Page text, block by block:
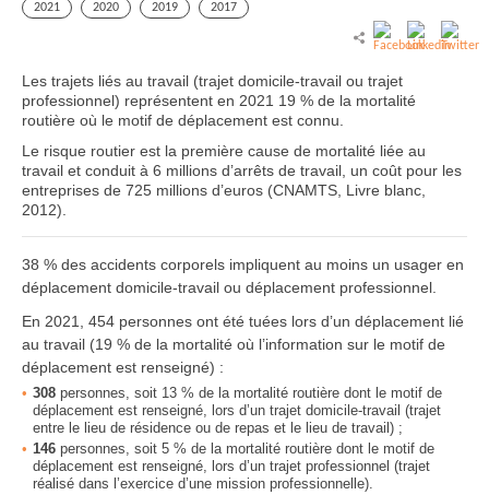
2021
2020 2019 2017
Les trajets liés au travail (trajet domicile-travail ou trajet
professionnel) représentent en 2021 19 % de la mortalité
routière où le motif de déplacement est connu.
Le risque routier est la première cause de mortalité liée au
travail et conduit à 6 millions d’arrêts de travail, un coût pour les
entreprises de 725 millions d’euros (CNAMTS, Livre blanc,
2012).
38 % des accidents corporels impliquent au moins un usager en
déplacement domicile-travail ou déplacement professionnel.
En 2021, 454 personnes ont été tuées lors d’un déplacement lié
au travail (19 % de la mortalité où l’information sur le motif de
déplacement est renseigné) :
308 personnes, soit 13 % de la mortalité routière dont le motif de
déplacement est renseigné, lors d’un trajet domicile-travail (trajet
entre le lieu de résidence ou de repas et le lieu de travail) ;
146 personnes, soit 5 % de la mortalité routière dont le motif de
déplacement est renseigné, lors d’un trajet professionnel (trajet
réalisé dans l’exercice d’une mission professionnelle).